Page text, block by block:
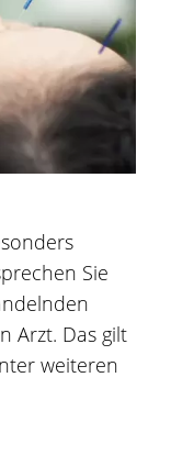
Sie
Arzt. Das gilt
weiteren